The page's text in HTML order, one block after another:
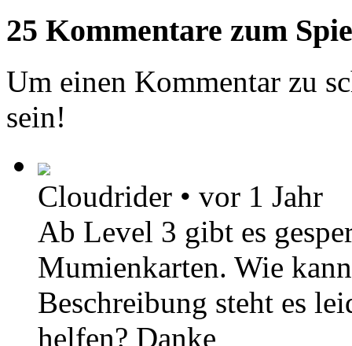
25 Kommentare zum
Um einen Kommentar zu
sein!
Cloudrider • vor 1 Jahr
Ab Level 3 gibt es
Mumienkarten. Wie
Beschreibung steht es
helfen? Danke